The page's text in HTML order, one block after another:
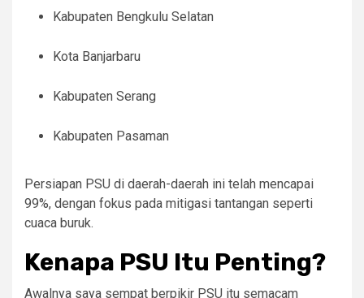
Kabupaten Bengkulu Selatan​
Kota Banjarbaru
Kabupaten Serang
Kabupaten Pasaman
Persiapan PSU di daerah-daerah ini telah mencapai
99%, dengan fokus pada mitigasi tantangan seperti
cuaca buruk.
Kenapa PSU Itu Penting?
Awalnya saya sempat berpikir PSU itu semacam